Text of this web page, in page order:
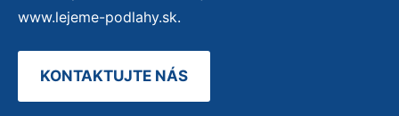
www.lejeme-podlahy.sk.
KONTAKTUJTE NÁS